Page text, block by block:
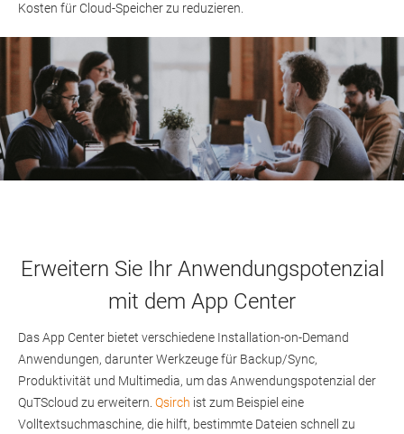
Kosten für Cloud-Speicher zu reduzieren.
Erweitern Sie Ihr Anwendungspotenzial
mit dem App Center
Das App Center bietet verschiedene Installation-on-Demand
Anwendungen, darunter Werkzeuge für Backup/Sync,
Produktivität und Multimedia, um das Anwendungspotenzial der
QuTScloud zu erweitern. Qsirch ist zum Beispiel eine
Volltextsuchmaschine, die hilft, bestimmte Dateien schnell zu